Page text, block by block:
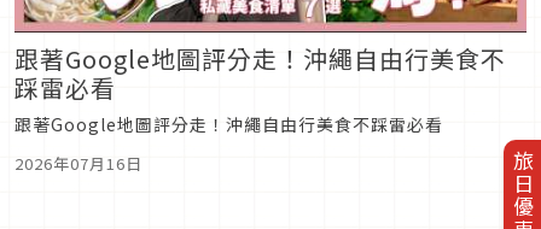
跟著Google地圖評分走！沖繩自由行美食不
踩雷必看
跟著Google地圖評分走！沖繩自由行美食不踩雷必看
2026年07月16日